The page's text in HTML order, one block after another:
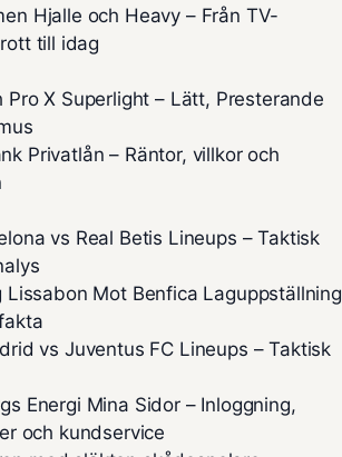
Hjalle och Heavy – Från TV-
till idag
Pro X Superlight – Lätt, Presterande
Privatlån – Räntor, villkor och
vs Real Betis Lineups – Taktisk
Lissabon Mot Benfica Laguppställning
vs Juventus FC Lineups – Taktisk
Energi Mina Sidor – Inloggning,
och kundservice